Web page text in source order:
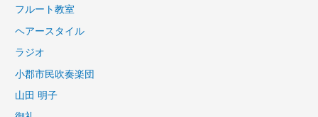
フルート教室
ヘアースタイル
ラジオ
小郡市民吹奏楽団
山田 明子